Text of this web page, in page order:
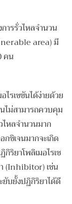
ารรั่วไหลจำนวน
area) มี
คน
ไรเซชันได้ง่ายด้วย
ไม่สามารถควบคุม
หลจำนวนมาก
ซิเจนมากจะเกิด
ริยาโพลิเมอไรเซ
(Inhibitor) เช่น
บยั้งปฏิกิริยาได้ดี